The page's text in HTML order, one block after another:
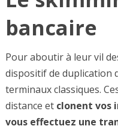
bancaire
Pour aboutir à leur vil
dispositif de duplication
terminaux classiques.
distance et clonent vos
vous effectuez une